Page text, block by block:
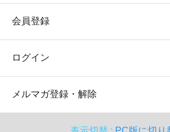
会員登録
ログイン
メルマガ登録・解除